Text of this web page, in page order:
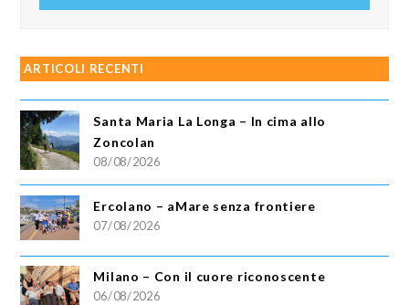
ARTICOLI RECENTI
Santa Maria La Longa – In cima allo
Zoncolan
08/08/2026
Ercolano – aMare senza frontiere
07/08/2026
Milano – Con il cuore riconoscente
06/08/2026